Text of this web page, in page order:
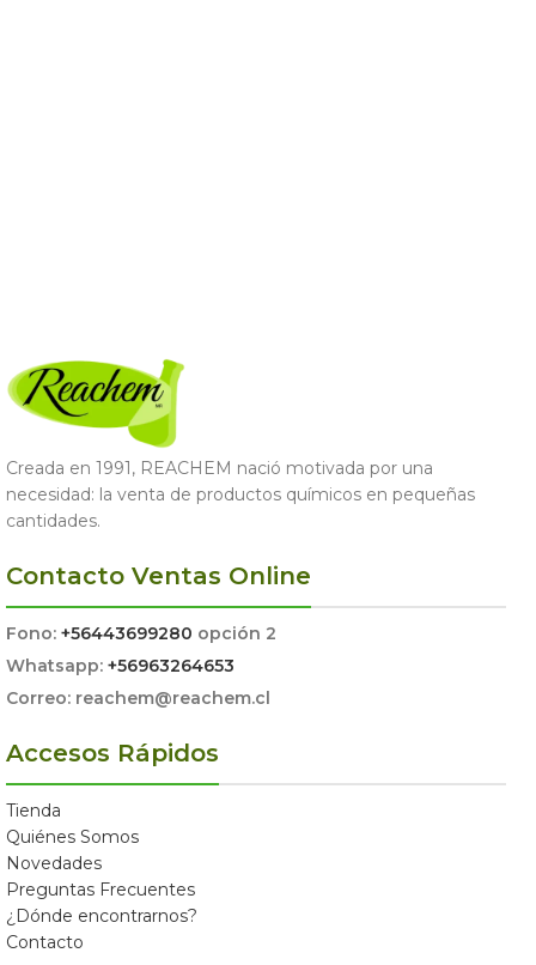
Creada en 1991, REACHEM nació motivada por una
necesidad: la venta de productos químicos en pequeñas
cantidades.
Contacto Ventas Online
Fono: +56443699280 opción 2
Whatsapp: +56963264653
Correo: reachem@reachem.cl
Accesos Rápidos
Tienda
Quiénes Somos
Novedades
Preguntas Frecuentes
¿Dónde encontrarnos?
Contacto